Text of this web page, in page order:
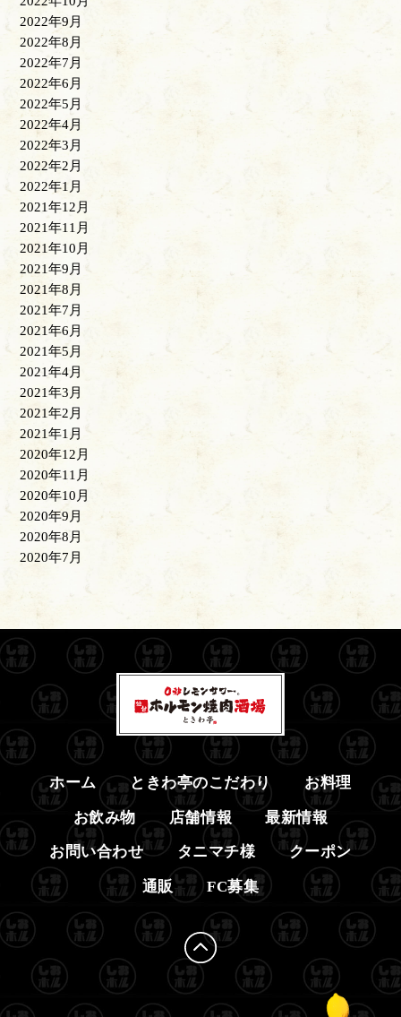
2022年9月
2022年8月
2022年7月
2022年6月
2022年5月
2022年4月
2022年3月
2022年2月
2022年1月
2021年12月
2021年11月
2021年10月
2021年9月
2021年8月
2021年7月
2021年6月
2021年5月
2021年4月
2021年3月
2021年2月
2021年1月
2020年12月
2020年11月
2020年10月
2020年9月
2020年8月
2020年7月
ホーム ときわ亭のこだわり お料理
お飲み物 店舗情報 最新情報
お問い合わせ タニマチ様 クーポン
通販 FC募集